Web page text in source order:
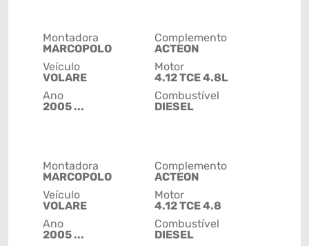
Montadora
MARCOPOLO
Veículo
VOLARE
Ano
2005 ...
Complemento
ACTEON
Motor
4.12 TCE 4.8L
Combustível
DIESEL
Montadora
MARCOPOLO
Veículo
VOLARE
Ano
2005 ...
Complemento
ACTEON
Motor
4.12 TCE 4.8
Combustível
DIESEL